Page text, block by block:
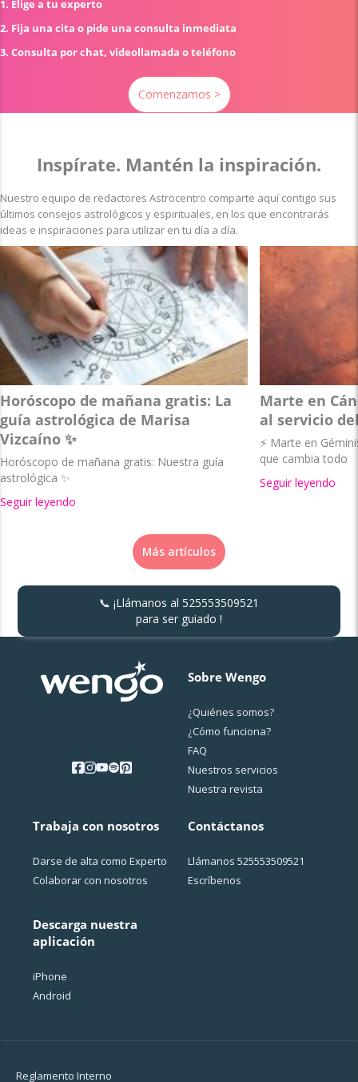
1. Elige a tu experto
2. Fija una cita o pide una consulta inmediata
3. Consulta por chat, videollamada o teléfono
Comenzamos >
Inspírate. Mantén la inspiración.
Nuestro equipo de redactores Astrocentro comparte aquí contigo sus
últimos consejos astrológicos y espirituales, en los que encontrarás
ideas e inspiraciones para utilizar en tu día a día.
Horóscopo de mañana gratis: La
guía astrológica de Marisa
Vizcaíno ✨
Horóscopo de mañana gratis: Nuestra guía
astrológica ✨
Seguir leyendo
Marte en
al servicio
⚡ Marte en
que cambia todo
Seguir leyendo
Más artículos
📞 ¡Llámanos al 525553509521
para ser guiado !
Sobre Wengo
¿Quiénes somos?
¿Cо́mo funciona?
FAQ
Nuestros servicios
Nuestra revista
Trabaja con nosotros
Darse de alta como Experto
Colaborar con nosotros
Descarga nuestra
aplicación
iPhone
Android
Contáctanos
Llámanos 525553509521
Escríbenos
Reglamento Interno